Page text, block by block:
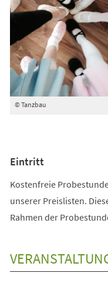
© Tanzbau
Eintritt
Kostenfreie
unserer Preislisten.
Rahmen der